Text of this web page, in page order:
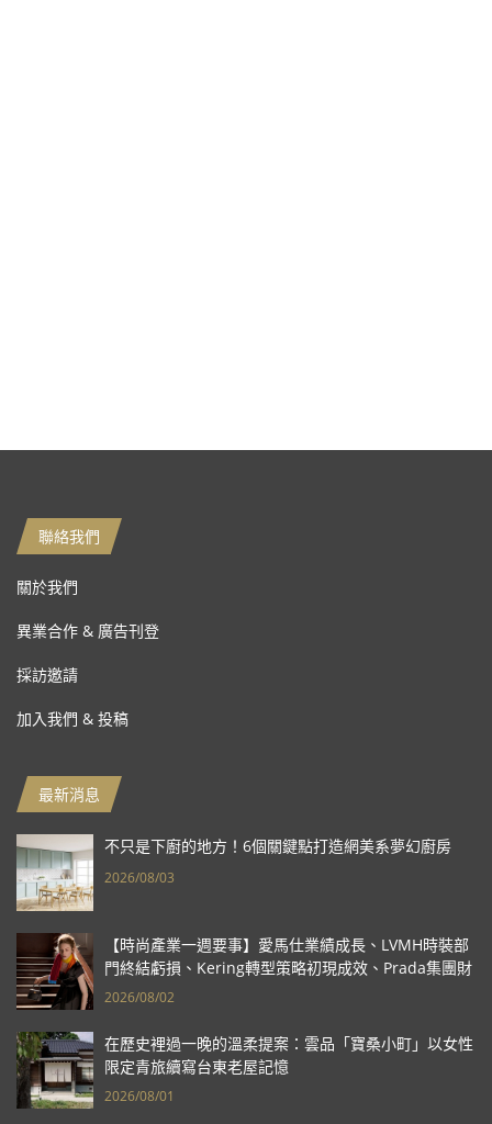
聯絡我們
關於我們
異業合作 & 廣告刊登
採訪邀請
加入我們 & 投稿
最新消息
不只是下廚的地方！6個關鍵點打造網美系夢幻廚房
2026/08/03
【時尚產業一週要事】愛馬仕業績成長、LVMH時裝部
門終結虧損、Kering轉型策略初現成效、Prada集團財
報亮眼
2026/08/02
在歷史裡過一晚的溫柔提案：雲品「寶桑小町」以女性
限定青旅續寫台東老屋記憶
2026/08/01